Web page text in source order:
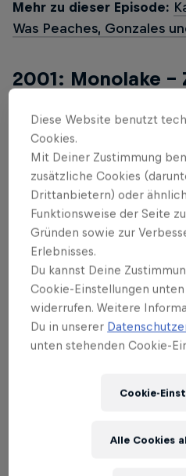
Mehr zu dieser Episode:
Was Peaches, Gonzales
2001: Monolake -
Innovativer Sound mit
2001: Ellen
Die Geschichte von BPitch,
Releases
Mehr zu dieser Episode:
BPitch Control in 5
2001: Seeed -
Soundsystems geblieben?
Diese Website benutzt
Cookies.
Mit Deiner Zustimmung
zusätzliche Cookies
Drittanbietern) oder
Funktionsweise der Seite
Gründen sowie zur
Erlebnisses.
Du kannst Deine
Cookie-Einstellungen
widerrufen. Weitere
Du in unserer
unten stehenden Cookie-
Cookie-
Alle Cookies